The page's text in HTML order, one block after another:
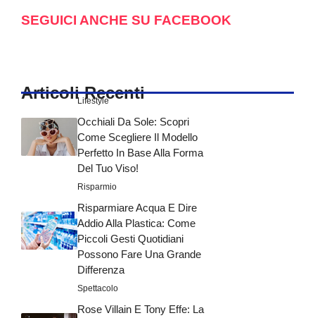
SEGUICI ANCHE SU FACEBOOK
Articoli Recenti
Lifestyle
Occhiali Da Sole: Scopri
Come Scegliere Il Modello
Perfetto In Base Alla Forma
Del Tuo Viso!
Risparmio
Risparmiare Acqua E Dire
Addio Alla Plastica: Come
Piccoli Gesti Quotidiani
Possono Fare Una Grande
Differenza
Spettacolo
Rose Villain E Tony Effe: La